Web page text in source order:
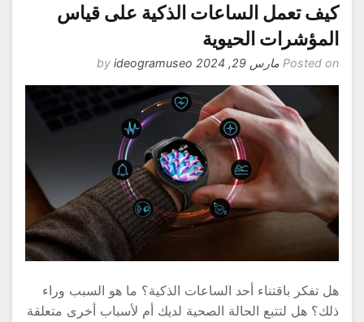
تعمل الساعات الذكية على قياس
الحيوية
Posted مارس 29, 2024 by
ideogramuseo
تفكر باقتناء أحد الساعات الذكية؟ ما هو السبب وراء
هل لتتبع الحالة الصحية لديك أم لأسباب أخرى متعلقة